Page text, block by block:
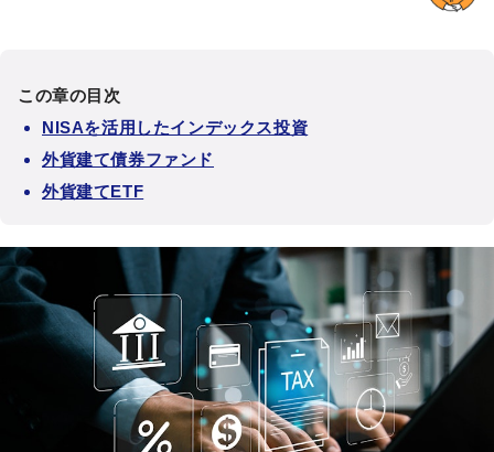
この章の目次
NISAを活用したインデックス投資
外貨建て債券ファンド
外貨建てETF